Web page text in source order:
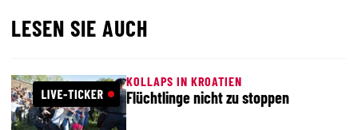
LESEN SIE AUCH
KOLLAPS IN KROATIEN
Flüchtlinge nicht zu stoppen